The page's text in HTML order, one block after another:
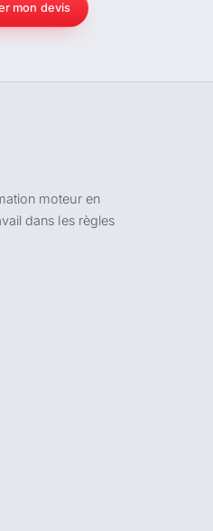
mon devis
moteur en
dans les règles